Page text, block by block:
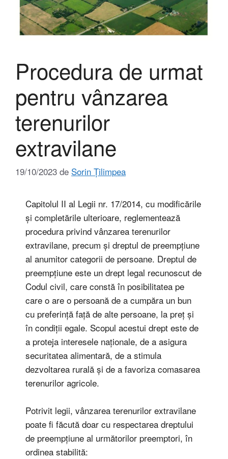
Procedura de urmat
pentru vânzarea
terenurilor
extravilane
19/10/2023 de Sorin Țilimpea
Capitolul II al Legii nr. 17/2014, cu modificările
și completările ulterioare, reglementează
procedura privind vânzarea terenurilor
extravilane, precum și dreptul de preempțiune
al anumitor categorii de persoane. Dreptul de
preempțiune este un drept legal recunoscut de
Codul civil, care constă în posibilitatea pe
care o are o persoană de a cumpăra un bun
cu preferință față de alte persoane, la preț și
în condiții egale. Scopul acestui drept este de
a proteja interesele naționale, de a asigura
securitatea alimentară, de a stimula
dezvoltarea rurală și de a favoriza comasarea
terenurilor agricole.
Potrivit legii, vânzarea terenurilor extravilane
poate fi făcută doar cu respectarea dreptului
de preempțiune al următorilor preemptori, în
ordinea stabilită: